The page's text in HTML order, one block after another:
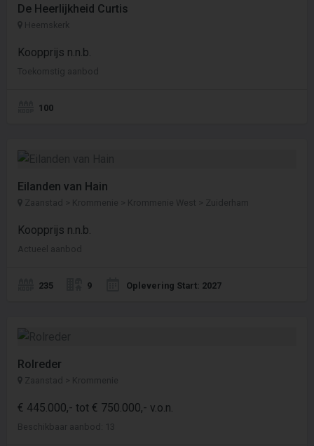
De Heerlijkheid Curtis
Heemskerk
Koopprijs n.n.b.
Toekomstig aanbod
100
Eilanden van Hain
Zaanstad > Krommenie > Krommenie West > Zuiderham
Koopprijs n.n.b.
Actueel aanbod
235 9 Oplevering Start: 2027
Rolreder
Zaanstad > Krommenie
€ 445.000,- tot € 750.000,- v.o.n.
Beschikbaar aanbod: 13